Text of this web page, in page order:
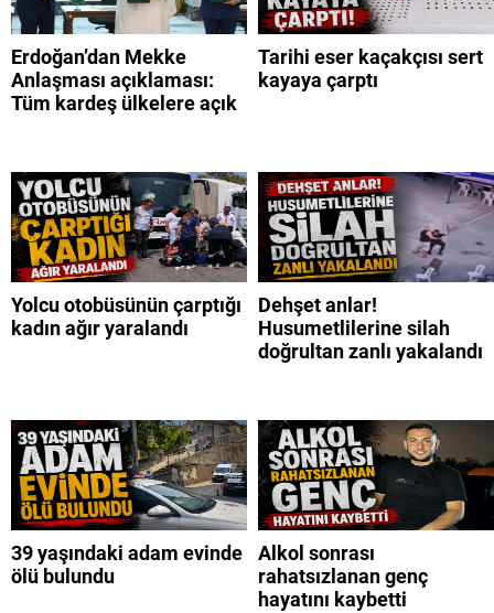
Erdoğan’dan Mekke
Anlaşması açıklaması:
Tüm kardeş ülkelere açık
Tarihi eser kaçakçısı sert
kayaya çarptı
Yolcu otobüsünün çarptığı
kadın ağır yaralandı
Dehşet anlar!
Husumetlilerine silah
doğrultan zanlı yakalandı
39 yaşındaki adam evinde
ölü bulundu
Alkol sonrası
rahatsızlanan genç
hayatını kaybetti